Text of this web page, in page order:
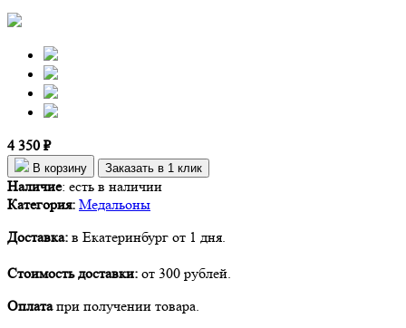
4 350 ₽
В корзину Заказать в 1 клик
Наличие: есть в наличии
Категория: Медальоны
Доставка: в Екатеринбург от 1 дня.
Стоимость доставки: от 300 рублей.
Оплатапри получении товара.